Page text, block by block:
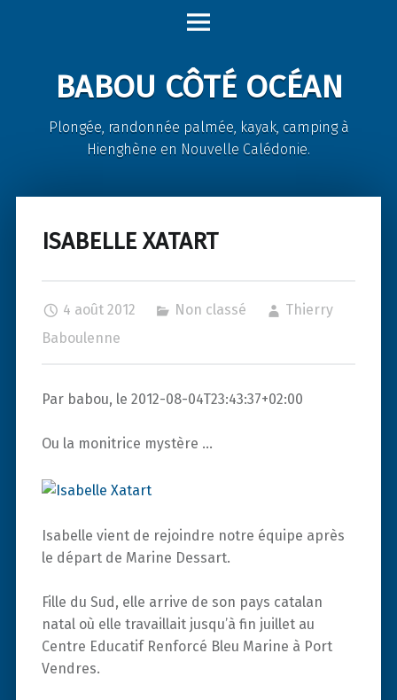
navigation
BABOU CÔTÉ OCÉAN
Plongée, randonnée palmée, kayak, camping à
Hienghène en Nouvelle Calédonie.
ISABELLE XATART
4 août 2012 Non classé
Thierry
Baboulenne
Par babou, le 2012-08-04T23:43:37+02:00
Ou la monitrice mystère …
Isabelle vient de rejoindre notre équipe après
le départ de Marine Dessart.
Fille du Sud, elle arrive de son pays catalan
natal où elle travaillait jusqu’à fin juillet au
Centre Educatif Renforcé Bleu Marine à Port
Vendres.